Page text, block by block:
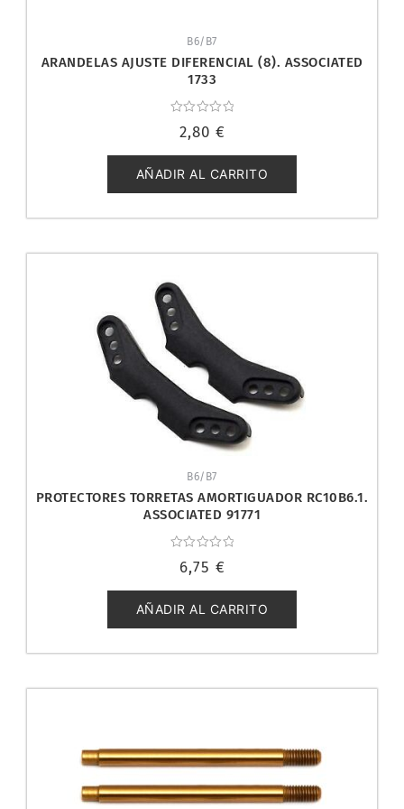
B6/B7
ARANDELAS AJUSTE DIFERENCIAL (8). ASSOCIATED
1733
con
de
5
2,80 €
AÑADIR AL CARRITO
B6/B7
PROTECTORES TORRETAS AMORTIGUADOR RC10B6.1.
ASSOCIATED 91771
con
de
5
6,75 €
AÑADIR AL CARRITO